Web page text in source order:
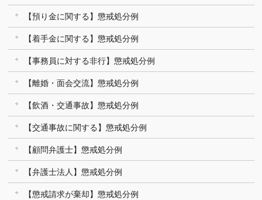
【預り金に関する】懲戒処分例
【着手金に関する】懲戒処分例
【事務員に対する非行】懲戒処分例
【離婚・面会交流】懲戒処分例
【飲酒・交通事故】懲戒処分例
【交通事故に関する】懲戒処分例
【顧問弁護士】懲戒処分例
【弁護士法人】懲戒処分例
【懲戒請求が棄却】懲戒処分例